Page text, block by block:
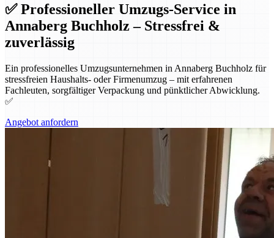
✅ Professioneller Umzugs-Service in
Annaberg Buchholz – Stressfrei &
zuverlässig
Ein professionelles Umzugsunternehmen in Annaberg Buchholz für
stressfreien Haushalts- oder Firmenumzug – mit erfahrenen
Fachleuten, sorgfältiger Verpackung und pünktlicher Abwicklung.
✅
Angebot anfordern